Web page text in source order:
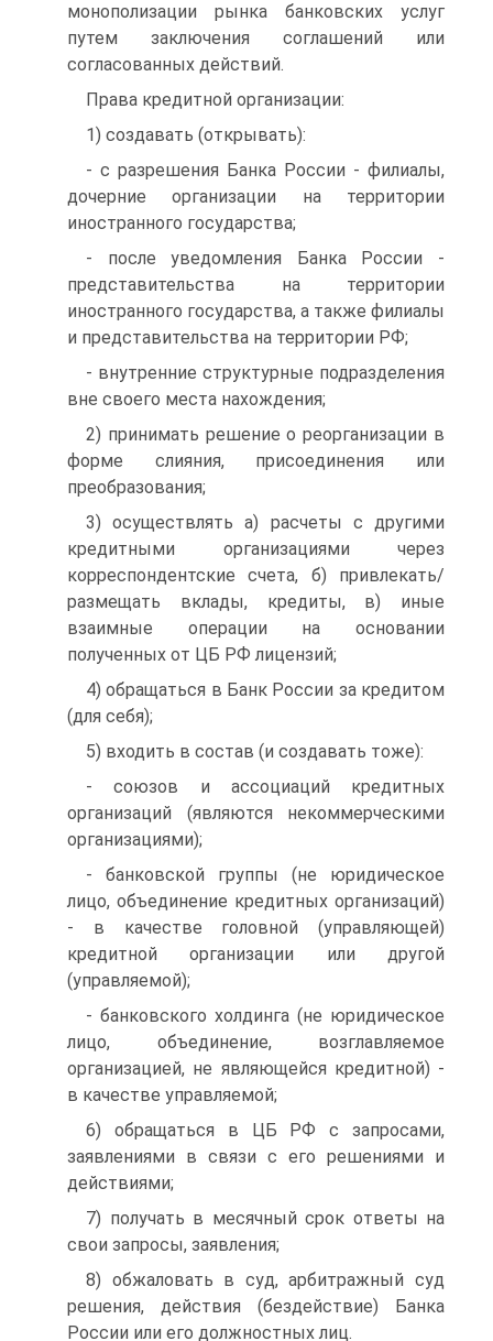
монополизации рынка банковских услуг
путем заключения соглашений или
согласованных действий.
Права кредитной организации:
1) создавать (открывать):
- с разрешения Банка России - филиалы,
дочерние организации на территории
иностранного государства;
- после уведомления Банка России -
представительства на территории
иностранного государства, а также филиалы
и представительства на территории РФ;
- внутренние структурные подразделения
вне своего места нахождения;
2) принимать решение о реорганизации в
форме слияния, присоединения или
преобразования;
3) осуществлять а) расчеты с другими
кредитными организациями через
корреспондентские счета, б) привлекать/
размещать вклады, кредиты, в) иные
взаимные операции на основании
полученных от ЦБ РФ лицензий;
4) обращаться в Банк России за кредитом
(для себя);
5) входить в состав (и создавать тоже):
- союзов и ассоциаций кредитных
организаций (являются некоммерческими
организациями);
- банковской группы (не юридическое
лицо, объединение кредитных организаций)
- в качестве головной (управляющей)
кредитной организации или другой
(управляемой);
- банковского холдинга (не юридическое
лицо, объединение, возглавляемое
организацией, не являющейся кредитной) -
в качестве управляемой;
6) обращаться в ЦБ РФ с запросами,
заявлениями в связи с его решениями и
действиями;
7) получать в месячный срок ответы на
свои запросы, заявления;
8) обжаловать в суд, арбитражный суд
решения, действия (бездействие) Банка
России или его должностных лиц.